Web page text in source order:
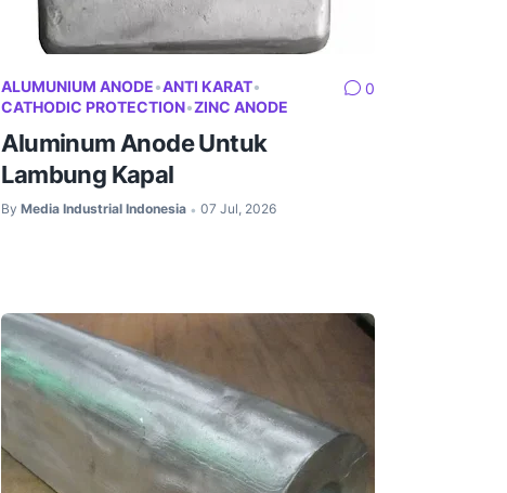
ALUMUNIUM ANODE•ANTI KARAT•
CATHODIC PROTECTION•ZINC ANODE
0
Aluminum Anode Untuk
Lambung Kapal
By Media Industrial Indonesia • 07 Jul, 2026